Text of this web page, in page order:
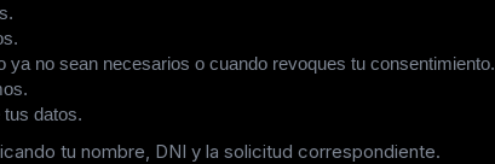
ya no sean necesarios o cuando revoques tu consentimiento.
datos.
tu nombre, DNI y la solicitud correspondiente.